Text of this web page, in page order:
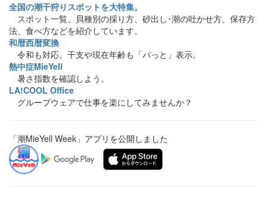
全国の潮干狩りスポットを大特集。
スポット一覧、貝種別の採り方、砂出し･潮の吐かせ方、保存方
法、食べ方などを紹介しています。
和暦西暦変換
令和も対応。干支や現在年齢も「パっと」表示。
熱中症MieYell
暑さ指数を確認しよう。
LA!COOL Office
グループウェアで仕事を楽にしてみませんか？
「潮MieYell Week」アプリを公開しました